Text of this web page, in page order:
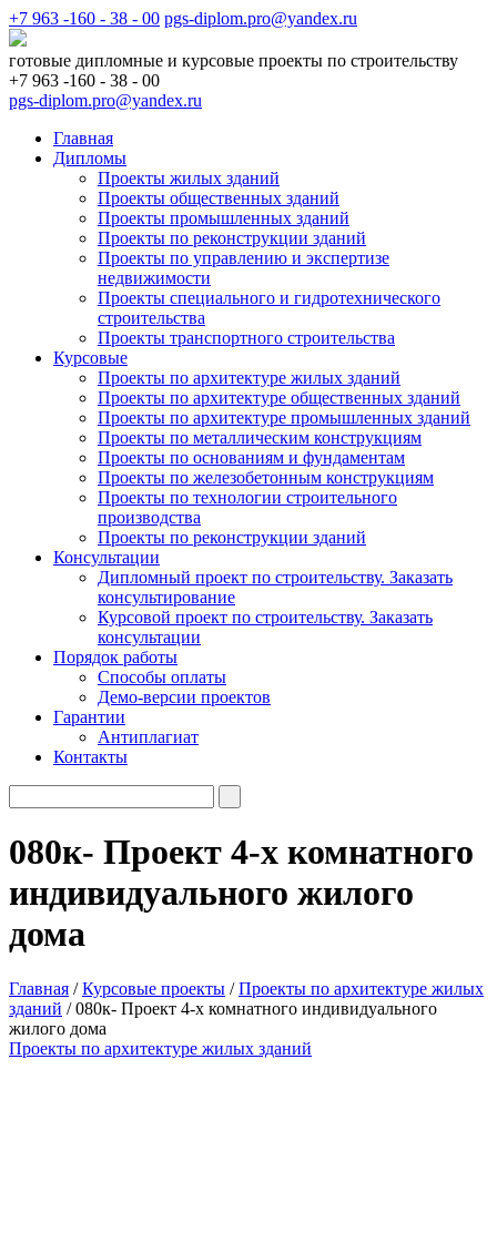
+7 963 -160 - 38 - 00 pgs-diplom.pro@yandex.ru
готовые дипломные и курсовые проекты по строительству
+7 963 -160 - 38 - 00
pgs-diplom.pro@yandex.ru
Главная
Дипломы
Проекты жилых зданий
Проекты общественных зданий
Проекты промышленных зданий
Проекты по реконструкции зданий
Проекты по управлению и экспертизе
недвижимости
Проекты специального и гидротехнического
строительства
Проекты транспортного строительства
Курсовые
Проекты по архитектуре жилых зданий
Проекты по архитектуре общественных зданий
Проекты по архитектуре промышленных зданий
Проекты по металлическим конструкциям
Проекты по основаниям и фундаментам
Проекты по железобетонным конструкциям
Проекты по технологии строительного
производства
Проекты по реконструкции зданий
Консультации
Дипломный проект по строительству. Заказать
консультирование
Курсовой проект по строительству. Заказать
консультации
Порядок работы
Способы оплаты
Демо-версии проектов
Гарантии
Антиплагиат
Контакты
080к- Проект 4-х комнатного
индивидуального жилого
дома
Главная /Курсовые проекты /Проекты по архитектуре жилых
зданий / 080к- Проект 4-х комнатного индивидуального
жилого дома
Проекты по архитектуре жилых зданий